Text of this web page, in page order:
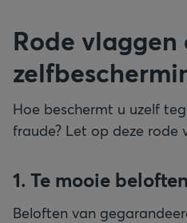
Rode vlaggen
Hoe beschermt u uzelf
fraude? Let op deze rode
1. Te mooie beloften
Beloften van